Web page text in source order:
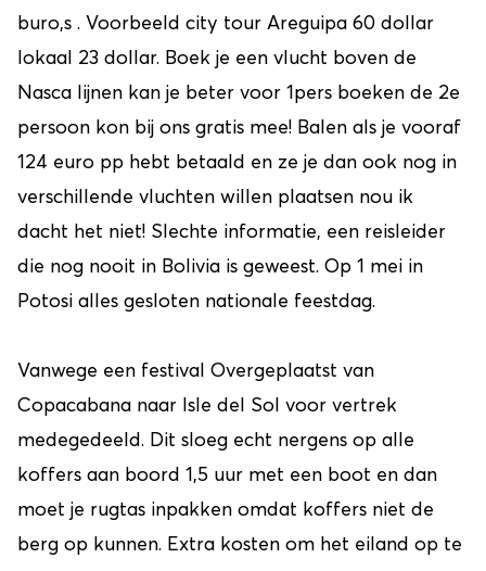
buro,s . Voorbeeld city tour Areguipa 60 dollar
lokaal 23 dollar. Boek je een vlucht boven de
Nasca lijnen kan je beter voor 1pers boeken de 2e
persoon kon bij ons gratis mee! Balen als je vooraf
124 euro pp hebt betaald en ze je dan ook nog in
verschillende vluchten willen plaatsen nou ik
dacht het niet! Slechte informatie, een reisleider
die nog nooit in Bolivia is geweest. Op 1 mei in
Potosi alles gesloten nationale feestdag.
Vanwege een festival Overgeplaatst van
Copacabana naar Isle del Sol voor vertrek
medegedeeld. Dit sloeg echt nergens op alle
koffers aan boord 1,5 uur met een boot en dan
moet je rugtas inpakken omdat koffers niet de
berg op kunnen. Extra kosten om het eiland op te